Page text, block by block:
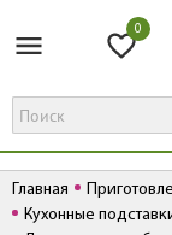
0
Главная
Кухонные